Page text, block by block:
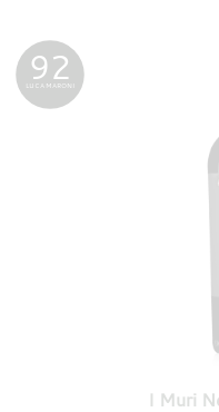
I Muri
92
LUCA MARONI